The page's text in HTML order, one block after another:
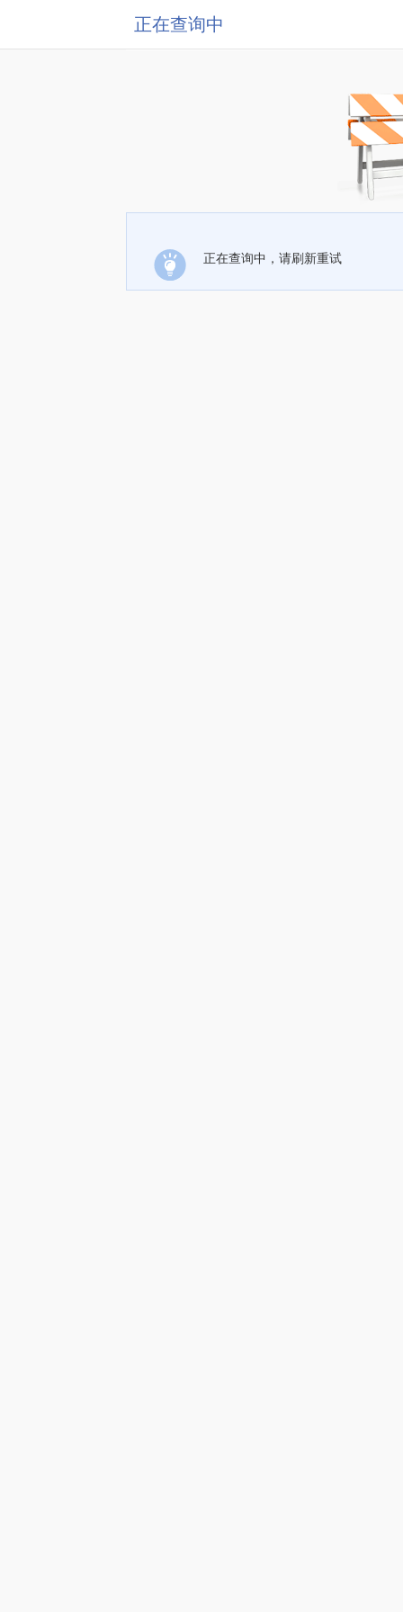
正在查询中
正在查询中，请刷新重试